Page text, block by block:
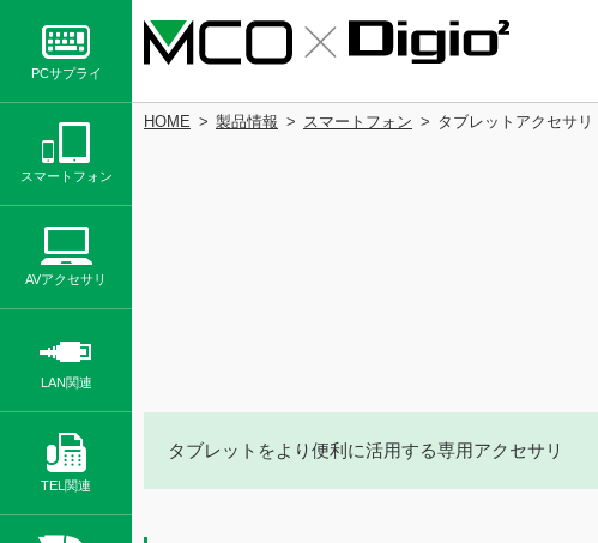
HOME 製品情報 スマートフォン タブレットアクセサリ
タブレットをより便利に活用する専用アクセサリ
PCサプライ
スマートフォン
AVアクセサリ
LAN関連
TEL関連